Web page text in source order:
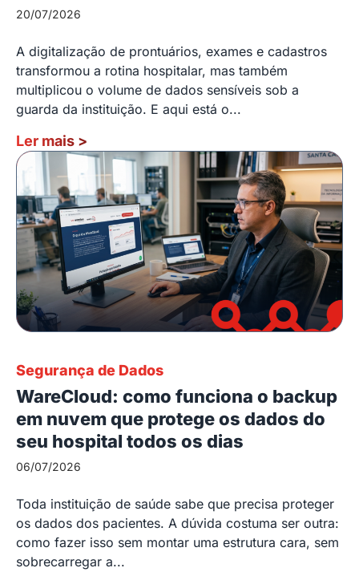
20/07/2026
A digitalização de prontuários, exames e cadastros
transformou a rotina hospitalar, mas também
multiplicou o volume de dados sensíveis sob a
guarda da instituição. E aqui está o...
Ler mais >
Segurança de Dados
WareCloud: como funciona o backup
em nuvem que protege os dados do
seu hospital todos os dias
06/07/2026
Toda instituição de saúde sabe que precisa proteger
os dados dos pacientes. A dúvida costuma ser outra:
como fazer isso sem montar uma estrutura cara, sem
sobrecarregar a...